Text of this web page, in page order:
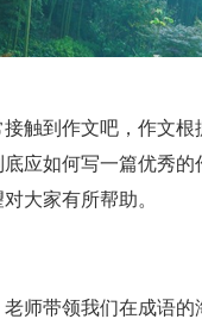
触到作文吧，作文
应如何写一篇优秀
大家有所帮助。
师带领我们在成语